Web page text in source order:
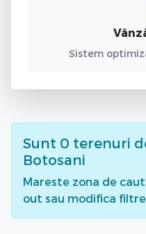
Sistem
Sunt 0 terenuri
Botosani
Mareste zona de
out sau modifica